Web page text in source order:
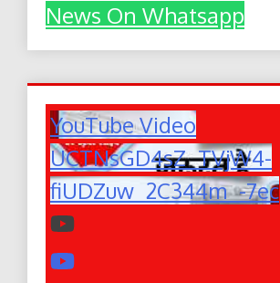
News On Whatsapp
YouTube Video
UCTNsGD4sZ_TVjW4-
fiUDZuw_2C344m_-7ec